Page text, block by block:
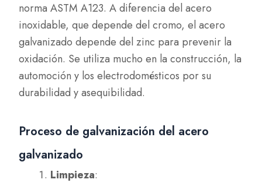
norma ASTM A123. A diferencia del acero
inoxidable, que depende del cromo, el acero
galvanizado depende del zinc para prevenir la
oxidación. Se utiliza mucho en la construcción, la
automoción y los electrodomésticos por su
durabilidad y asequibilidad.
Proceso de galvanización del acero
galvanizado
Limpieza: